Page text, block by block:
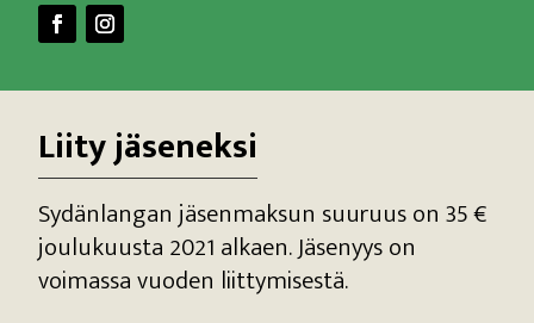
Liity jäseneksi
Sydänlangan jäsenmaksun suuruus on 35 €
joulukuusta 2021 alkaen. Jäsenyys on
voimassa vuoden liittymisestä.